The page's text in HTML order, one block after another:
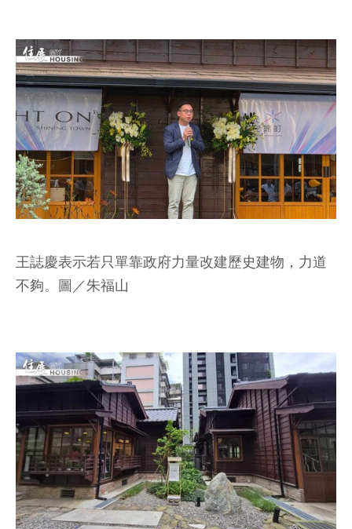
王誌慶表示若只單靠政府力量改建歷史建物，力道
不夠。圖／朱福山